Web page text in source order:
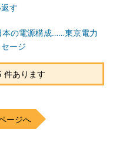
す
本の電源構成……東京電力
ージ
件あります
ージへ